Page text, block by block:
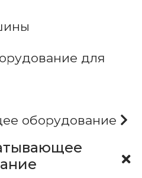
для
оборудование